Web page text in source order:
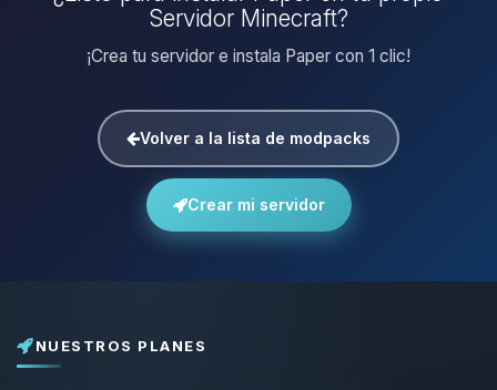
Servidor Minecraft?
¡Crea tu servidor e instala Paper con 1 clic!
Volver a la lista de modpacks
Crear mi servidor
NUESTROS PLANES